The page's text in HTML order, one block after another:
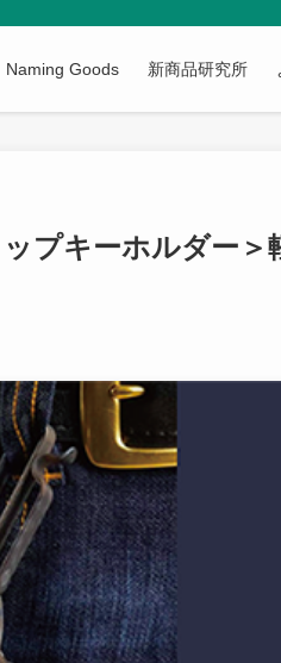
Naming Goods 新商品研究所
プキーホルダー＞